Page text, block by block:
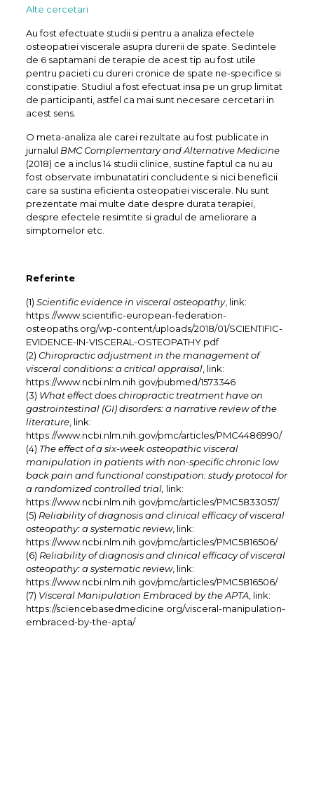
Alte cercetari
Au fost efectuate studii si pentru a analiza efectele
osteopatiei viscerale asupra durerii de spate. Sedintele
de 6 saptamani de terapie de acest tip au fost utile
pentru pacieti cu dureri cronice de spate ne-specifice si
constipatie. Studiul a fost efectuat insa pe un grup limitat
de participanti, astfel ca mai sunt necesare cercetari in
acest sens.
O meta-analiza ale carei rezultate au fost publicate in
jurnalul BMC Complementary and Alternative Medicine
(2018) ce a inclus 14 studii clinice, sustine faptul ca nu au
fost observate imbunatatiri concludente si nici beneficii
care sa sustina eficienta osteopatiei viscerale. Nu sunt
prezentate mai multe date despre durata terapiei,
despre efectele resimtite si gradul de ameliorare a
simptomelor etc.
Referinte:
(1) Scientific evidence in visceral osteopathy, link:
https://www.scientific-european-federation-
osteopaths.org/wp-content/uploads/2018/01/SCIENTIFIC-
EVIDENCE-IN-VISCERAL-OSTEOPATHY.pdf
(2) Chiropractic adjustment in the management of
visceral conditions: a critical appraisal, link:
https://www.ncbi.nlm.nih.gov/pubmed/1573346
(3) What effect does chiropractic treatment have on
gastrointestinal (GI) disorders: a narrative review of the
literature, link:
https://www.ncbi.nlm.nih.gov/pmc/articles/PMC4486990/
(4) The effect of a six-week osteopathic visceral
manipulation in patients with non-specific chronic low
back pain and functional constipation: study protocol for
a randomized controlled trial, link:
https://www.ncbi.nlm.nih.gov/pmc/articles/PMC5833057/
(5) Reliability of diagnosis and clinical efficacy of visceral
osteopathy: a systematic review, link:
https://www.ncbi.nlm.nih.gov/pmc/articles/PMC5816506/
(6) Reliability of diagnosis and clinical efficacy of visceral
osteopathy: a systematic review, link:
https://www.ncbi.nlm.nih.gov/pmc/articles/PMC5816506/
(7) Visceral Manipulation Embraced by the APTA, link:
https://sciencebasedmedicine.org/visceral-manipulation-
embraced-by-the-apta/